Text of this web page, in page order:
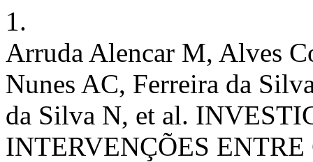
1.
Arruda Alencar M, Alves
Nunes AC, Ferreira da
da Silva N, et al.
INTERVENÇÕES